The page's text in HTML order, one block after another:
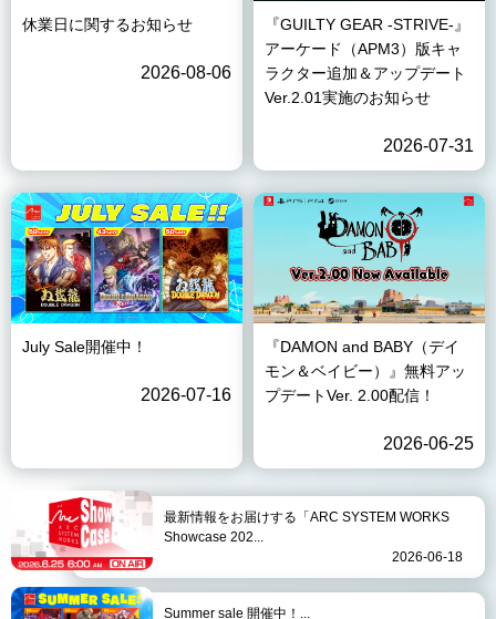
休業日に関するお知らせ
2026-08-06
『GUILTY GEAR -STRIVE-』
アーケード（APM3）版キャ
ラクター追加＆アップデート
Ver.2.01実施のお知らせ
2026-07-31
July Sale開催中！
2026-07-16
『DAMON and BABY（デイ
モン＆ベイビー）』無料アッ
プデートVer. 2.00配信！
2026-06-25
最新情報をお届けする「ARC SYSTEM WORKS
Showcase 202...
2026-06-18
Summer sale 開催中！...